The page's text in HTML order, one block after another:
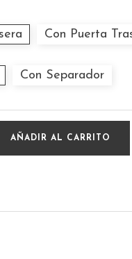
Con Puerta
Con Separador
AÑADIR AL CARRITO